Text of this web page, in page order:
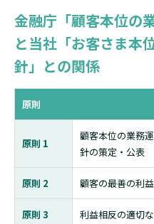
金融庁「顧客本位の
と当社「お客さま本
針」との関係
原則
原則 1
顧客本位の業務
針の策定・公表
原則 2 顧客の最善の利
原則 3 利益相反の適切